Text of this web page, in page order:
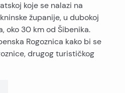
koje se nalazi na
županije, u dubokoj
oko 30 km od Šibenika.
Rogoznica kako bi se
drugog turističkog